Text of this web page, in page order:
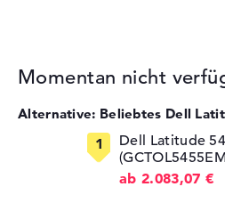
Momentan nicht
Alternative: Beliebtes Dell
Dell Latitude
ab 2.083,07 €